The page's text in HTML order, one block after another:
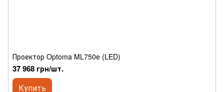
Проектор Optoma ML750e (LED)
37 968 грн/шт.
Купить